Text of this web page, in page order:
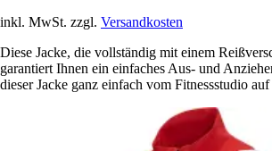
inkl. MwSt. zzgl. Versandkosten
Diese Jacke, die vollständig mit einem
garantiert Ihnen ein einfaches Aus- und
dieser Jacke ganz einfach vom Fitnessstudio